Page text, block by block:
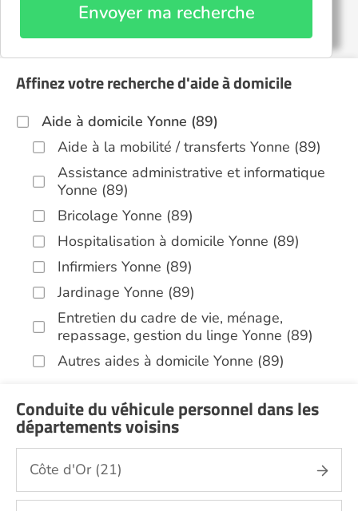
Envoyer ma recherche
Affinez votre recherche d'aide à domicile
Aide à domicile Yonne (89)
Aide à la mobilité / transferts Yonne (89)
Assistance administrative et informatique
Yonne (89)
Bricolage Yonne (89)
Hospitalisation à domicile Yonne (89)
Infirmiers Yonne (89)
Jardinage Yonne (89)
Entretien du cadre de vie, ménage,
repassage, gestion du linge Yonne (89)
Autres aides à domicile Yonne (89)
Conduite du véhicule personnel dans les
départements voisins
Côte d'Or (21)